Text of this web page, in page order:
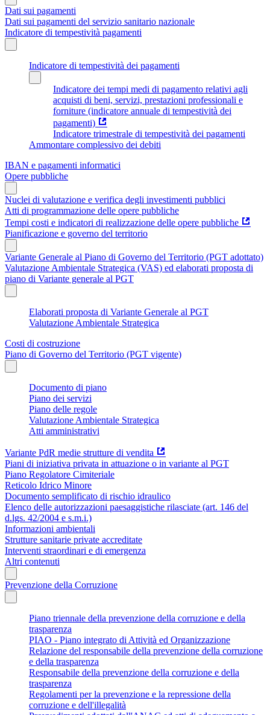
Dati sui pagamenti
Dati sui pagamenti del servizio sanitario nazionale
Indicatore di tempestività pagamenti
Indicatore di tempestività dei pagamenti
Indicatore dei tempi medi di pagamento relativi agli
acquisti di beni, servizi, prestazioni professionali e
forniture (indicatore annuale di tempestività dei
pagamenti)
Indicatore trimestrale di tempestività dei pagamenti
Ammontare complessivo dei debiti
IBAN e pagamenti informatici
Opere pubbliche
Nuclei di valutazione e verifica degli investimenti pubblici
Atti di programmazione delle opere pubbliche
Tempi costi e indicatori di realizzazione delle opere pubbliche
Pianificazione e governo del territorio
Variante Generale al Piano di Governo del Territorio (PGT adottato)
Valutazione Ambientale Strategica (VAS) ed elaborati proposta di
piano di Variante generale al PGT
Elaborati proposta di Variante Generale al PGT
Valutazione Ambientale Strategica
Costi di costruzione
Piano di Governo del Territorio (PGT vigente)
Documento di piano
Piano dei servizi
Piano delle regole
Valutazione Ambientale Strategica
Atti amministrativi
Variante PdR medie strutture di vendita
Piani di iniziativa privata in attuazione o in variante al PGT
Piano Regolatore Cimiteriale
Reticolo Idrico Minore
Documento semplificato di rischio idraulico
Elenco delle autorizzazioni paesaggistiche rilasciate (art. 146 del
d.lgs. 42/2004 e s.m.i.)
Informazioni ambientali
Strutture sanitarie private accreditate
Interventi straordinari e di emergenza
Altri contenuti
Prevenzione della Corruzione
Piano triennale della prevenzione della corruzione e della
trasparenza
PIAO - Piano integrato di Attività ed Organizzazione
Relazione del responsabile della prevenzione della corruzione
e della trasparenza
Responsabile della prevenzione della corruzione e della
trasparenza
Regolamenti per la prevenzione e la repressione della
corruzione e dell'illegalità